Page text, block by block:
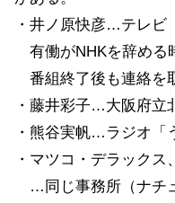
・井ノ原快彦…テレビ
有働がNHKを辞める
番組終了後も連絡を
・藤井彩子…大阪府立
・熊谷実帆…ラジオ「
・マツコ・デラック
…同じ事務所（ナチ